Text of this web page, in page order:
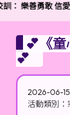
：樂善勇敢 信愛
💕《
💕
2026-06-
活動類別：